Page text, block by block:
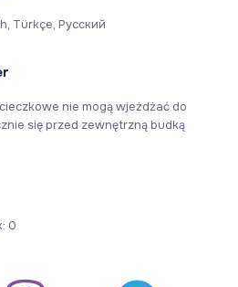
Türkçe, Русский
nie mogą wjeżdżać do
się przed zewnętrzną budką
0